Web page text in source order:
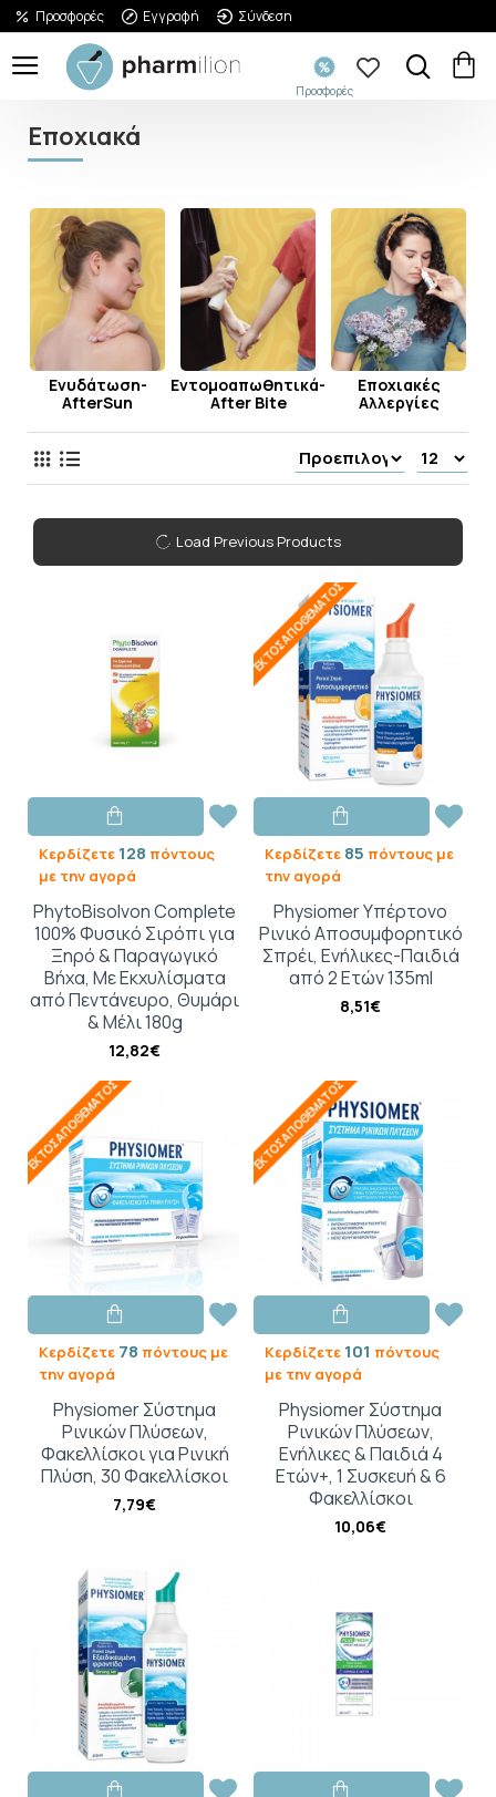
Προσφορές Εγγραφή Σύνδεση
Προσφορές
Εποχιακά
Ενυδάτωση-
AfterSun
Εντομοαπωθητικά-
After Bite
Εποχιακές
Αλλεργίες
Load Previous Products
Κερδίζετε 128 πόντους
με την αγορά
PhytoBisolvon Complete
100% Φυσικό Σιρόπι για
Ξηρό & Παραγωγικό
Βήχα, Με Εκχυλίσματα
από Πεντάνευρο, Θυμάρι
& Μέλι 180g
12,82€
ΕΚΤΌΣ ΑΠΟΘΈΜΑΤΟΣ
Κερδίζετε 85 πόντους με
την αγορά
Physiomer Υπέρτονο
Ρινικό Αποσυμφορητικό
Σπρέι, Ενήλικες-Παιδιά
από 2 Ετών 135ml
8,51€
ΕΚΤΌΣ ΑΠΟΘΈΜΑΤΟΣ
Κερδίζετε 78 πόντους με
την αγορά
Physiomer Σύστημα
Ρινικών Πλύσεων,
Φακελλίσκοι για Ρινική
Πλύση, 30 Φακελλίσκοι
7,79€
ΕΚΤΌΣ ΑΠΟΘΈΜΑΤΟΣ
Κερδίζετε 101 πόντους
με την αγορά
Physiomer Σύστημα
Ρινικών Πλύσεων,
Ενήλικες & Παιδιά 4
Ετών+, 1 Συσκευή & 6
Φακελλίσκοι
10,06€